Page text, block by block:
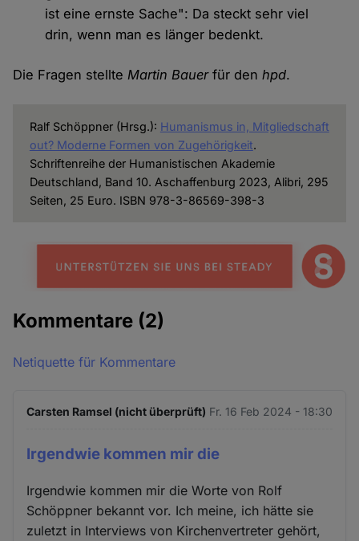
ist eine ernste Sache": Da steckt sehr viel
drin, wenn man es länger bedenkt.
Die Fragen stellteMartin Bauerfür denhpd.
Ralf Schöppner (Hrsg.): Humanismus in, Mitgliedschaft
out? Moderne Formen von Zugehörigkeit.
Schriftenreihe der Humanistischen Akademie
Deutschland, Band 10. Aschaffenburg 2023, Alibri, 295
Seiten, 25 Euro. ISBN 978-3-86569-398-3
Kommentare (2)
Netiquette für Kommentare
Carsten Ramsel (nicht überprüft) Fr. 16 Feb 2024 - 18:30
Irgendwie kommen mir die
Irgendwie kommen mir die Worte von Rolf
Schöppner bekannt vor. Ich meine, ich hätte sie
zuletzt in Interviews von Kirchenvertreter gehört,